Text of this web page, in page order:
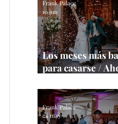
Los meses más
para casarse /
Frank Palace
10 jun
Frank Palace
24 may